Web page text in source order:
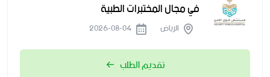
في مجال المختبرات الطبية
الرياض
تقديم الطلب